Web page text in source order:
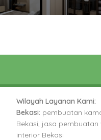
Wilayah Layanan Kami:
Bekasi: pembuatan
Bekasi, jasa
interior Bekasi